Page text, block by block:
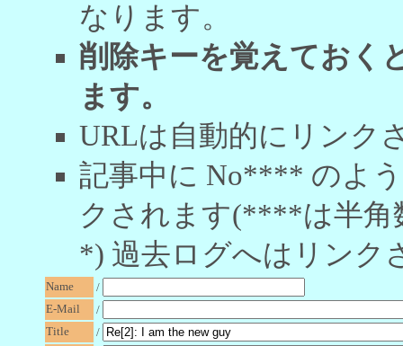
なります。
削除キーを覚えておく
ます。
URLは自動的にリンク
記事中に No**** のよ
クされます(****は半角
*) 過去ログへはリンク
Name
/
E-Mail
/
Title
/